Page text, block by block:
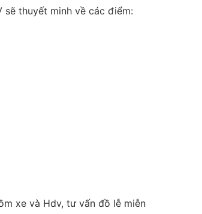
sẽ thuyết minh về các điểm:
xe và Hdv, tư vấn đồ lễ miễn